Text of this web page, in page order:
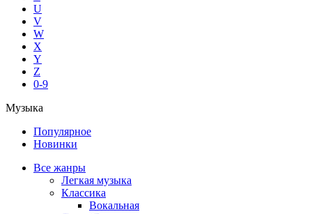
U
V
W
X
Y
Z
0-9
Музыка
Популярное
Новинки
Все жанры
Легкая музыка
Классика
Вокальная